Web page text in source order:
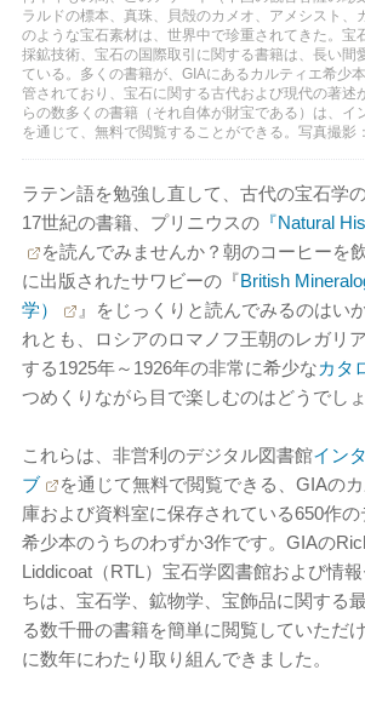
ラルドの標本、真珠、貝殻のカメオ、アメシスト、
のような宝石素材は、世界中で珍重されてきた。宝
採鉱技術、宝石の国際取引に関する書籍は、長い間
ている。多くの書籍が、GIAにあるカルティエ希少
管されており、宝石に関する古代および現代の著述
らの数多くの書籍（それ自体が財宝である）は、イ
を通じて、無料で閲覧することができる。写真撮影
ラテン語を勉強し直して、古代の宝石学
17世紀の書籍、プリニウスの 『Natural
を読んでみませんか？朝のコーヒーを
に出版されたサワビーの『British
学）
』をじっくりと読んでみるのはい
れとも、ロシアのロマノフ王朝のレガリ
する1925年～1926年の非常に希少なカタ
つめくりながら目で楽しむのはどうでしょ
これらは、非営利のデジタル図書館イン
ブ
を通じて無料で閲覧できる、GIAの
庫および資料室に保存されている650作
希少本のうちのわずか3作です。GIAの
Liddicoat（RTL）宝石学図書館および情
ちは、宝石学、鉱物学、宝飾品に関する
る数千冊の書籍を簡単に閲覧していただ
に数年にわたり取り組んできました。